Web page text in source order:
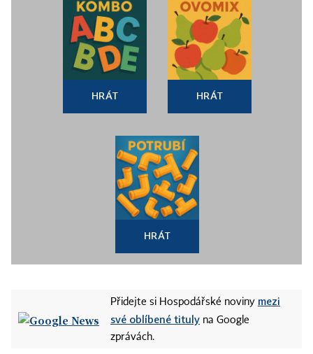
HRÁT HRÁT
HRÁT
Přidejte si Hospodářské noviny mezi
své oblíbené tituly na Google
zprávách.